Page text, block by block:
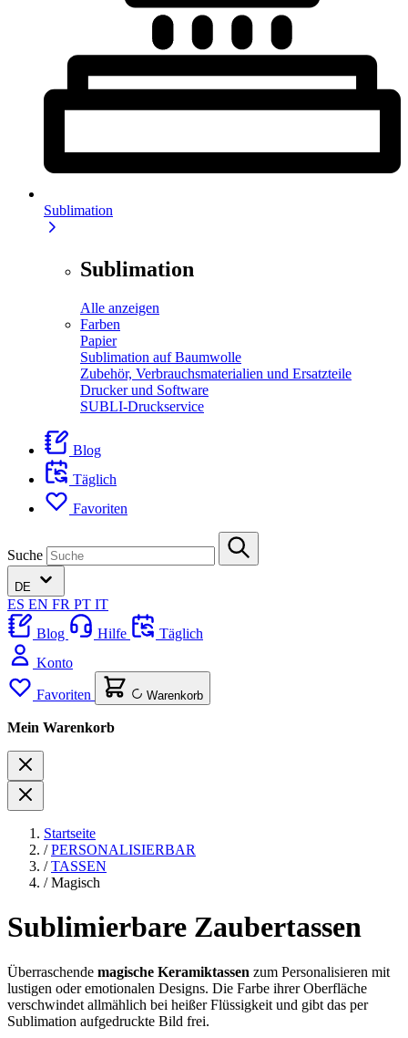
Sublimation
Sublimation
Alle anzeigen
Farben
Papier
Sublimation auf Baumwolle
Zubehör, Verbrauchsmaterialien und Ersatzteile
Drucker und Software
SUBLI-Druckservice
Blog
Täglich
Favoriten
Suche
DE
ES EN FR PT IT
Blog
Hilfe
Täglich
Konto
Favoriten Warenkorb
Mein Warenkorb
Startseite
/ PERSONALISIERBAR
/ TASSEN
/ Magisch
Sublimierbare Zaubertassen
Überraschende magische Keramiktassen zum Personalisieren mit
lustigen oder emotionalen Designs. Die Farbe ihrer Oberfläche
verschwindet allmählich bei heißer Flüssigkeit und gibt das per
Sublimation aufgedruckte Bild frei.